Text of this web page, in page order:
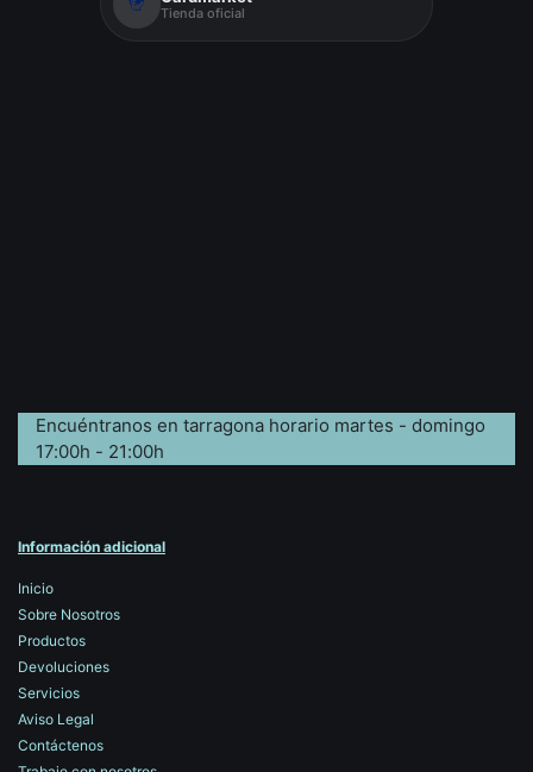
Tienda oficial
Encuéntranos en tarragona horario martes - domingo
17:00h - 21:00h
Información adicional
Inicio
Sobre Nosotros
Productos
Devoluciones
Servicios
Aviso Legal
Contáctenos